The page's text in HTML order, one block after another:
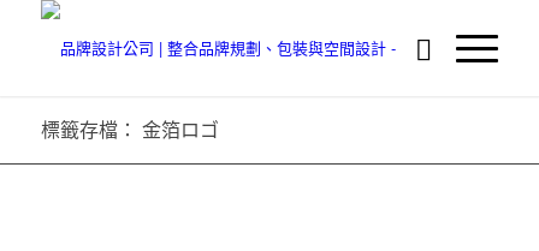
標籤存檔： 金箔ロゴ